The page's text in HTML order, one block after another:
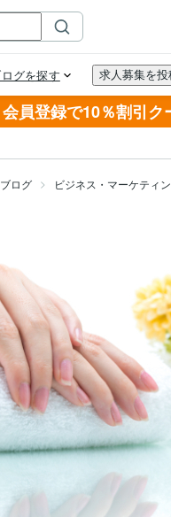
会員登録で10％割引ク
ブログ ビジネス・マーケティ